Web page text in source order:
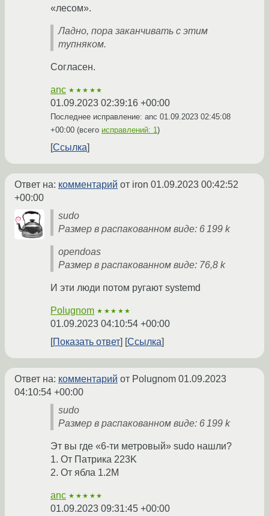
«лесом».
Ладно, пора заканчивать с этим
тупняком.
Согласен.
anc ★★★★★
01.09.2023 02:39:16 +00:00
Последнее исправление: anc 01.09.2023 02:45:08
+00:00 (всего исправлений: 1)
Ссылка
Ответ на: комментарий от iron 01.09.2023 00:42:52
+00:00
sudo
Размер в распакованном виде: 6 199 k
opendoas
Размер в распакованном виде: 76,8 k
И эти люди потом ругают systemd
Polugnom ★★★★★
01.09.2023 04:10:54 +00:00
Показать ответ
Ссылка
Ответ на: комментарий от Polugnom 01.09.2023
04:10:54 +00:00
sudo
Размер в распакованном виде: 6 199 k
Эт вы где «6-ти метровый» sudo нашли?
1. От Патрика 223K
2. От ябла 1.2M
anc ★★★★★
01.09.2023 09:31:45 +00:00